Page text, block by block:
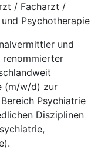
/ Facharzt /
Psychotherapie
und
renommierter
(m/w/d) zur
Psychiatrie
Disziplinen